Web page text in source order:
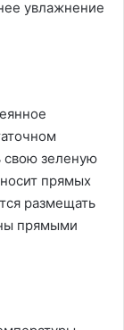
увлажнение
свою зеленую
прямых
размещать
прямыми